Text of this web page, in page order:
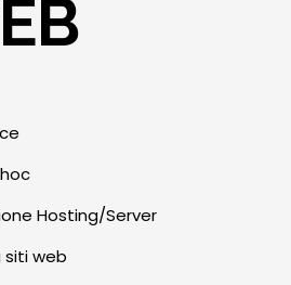
Hosting/Server
siti web